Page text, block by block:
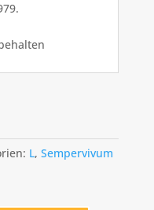
L, Sempervivum